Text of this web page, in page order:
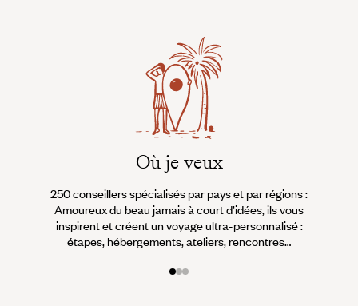
Où je veux
250 conseillers spécialisés par pays et par régions :
Amoureux du beau jamais à court d’idées, ils vous
inspirent et créent un voyage ultra-personnalisé :
étapes, hébergements, ateliers, rencontres…